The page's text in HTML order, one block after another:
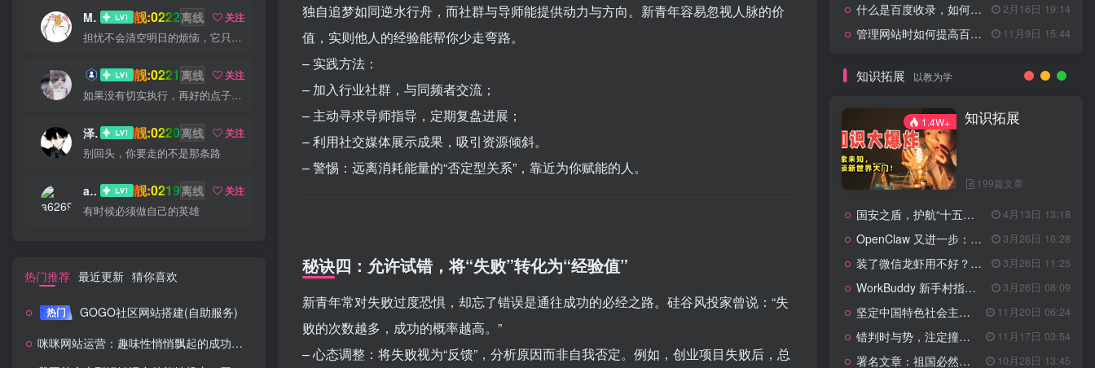
Miss 先生 靓:0222离线
关注
担忧不会清空明日的烦恼，它只会丧失今日的勇气
猫小白 靓:0221 离线
关注
如果没有切实执行，再好的点子也是徒劳
泽宇 靓:0220离线
关注
别回头，你要走的不是那条路
a626911 靓:0219离线
关注
有时候必须做自己的英雄
热门推荐 最近更新 猜你喜欢
热门
GOGO社区网站搭建(自助服务)
咪咪网站运营：趣味性悄悄飘起的成功风头
独自追梦如同逆水行舟，而社群与导师能提供动力与方向。新青年容易忽视人脉的价
值，实则他人的经验能帮你少走弯路。
– 实践方法：
– 加入行业社群，与同频者交流；
– 主动寻求导师指导，定期复盘进展；
– 利用社交媒体展示成果，吸引资源倾斜。
– 警惕：远离消耗能量的“否定型关系”，靠近为你赋能的人。
秘诀四：允许试错，将“失败”转化为“经验值”
新青年常对失败过度恐惧，却忘了错误是通往成功的必经之路。硅谷风投家曾说：“失
败的次数越多，成功的概率越高。”
– 心态调整：将失败视为“反馈”，分析原因而非自我否定。例如，创业项目失败后，总
什么是百度收录，如何提高收录量？ 2月16日 19:14
管理网站时如何提高百度权重？ 11月9日 15:44
知识拓展 以教为学
1.4W+ 知识拓展
199篇文章
国安之盾，护航“十五五”新征程 4月13日 13:18
OpenClaw 又进一步：微信直连+安全检测+版本切换 3月26日 16:28
装了微信龙虾用不好？3步让你轻松指挥AI干活！ 3月26日 11:25
WorkBuddy 新手村指南：10 个核心技巧帮你解锁满级虾🦞！ 3月26日 08:09
坚定中国特色社会主义法治的政治定力 11月20日 06:24
错判时与势，注定撞南墙 11月17日 03:54
署名文章：祖国必然统一势不可挡 10月28日 13:45
疑难解答
4篇文章
独家 为你的网站添加百度登录
如何做好网站seo优化
什么是百度收录，如何提高收录量？ 2月16日 19:14
管理网站时如何提高百度权重？ 11月9日 15:44
以教为学
知识拓展
199篇文章